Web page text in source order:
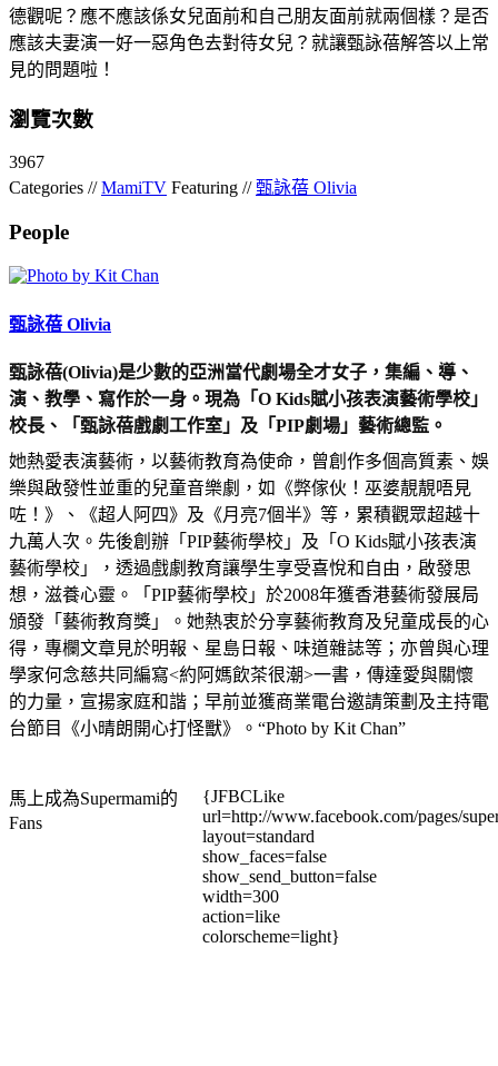
德觀呢？應不應該係女兒面前和自己朋友面前就兩個樣？是否
應該夫妻演一好一惡角色去對待女兒？就讓甄詠蓓解答以上常
見的問題啦！
瀏覽次數
3967
Categories //MamiTV Featuring // 甄詠蓓 Olivia
People
甄詠蓓 Olivia
甄詠蓓(Olivia)是少數的亞洲當代劇場全才女子，集編、導、
演、教學、寫作於一身。現為「O Kids賦小孩表演藝術學校」
校長、「甄詠蓓戲劇工作室」及「PIP劇場」藝術總監。
她熱愛表演藝術，以藝術教育為使命，曾創作多個高質素、娛
樂與啟發性並重的兒童音樂劇，如《弊傢伙！巫婆靚靚唔見
咗！》、《超人阿四》及《月亮7個半》等，累積觀眾超越十
九萬人次。先後創辦「PIP藝術學校」及「O Kids賦小孩表演
藝術學校」，透過戲劇教育讓學生享受喜悅和自由，啟發思
想，滋養心靈。「PIP藝術學校」於2008年獲香港藝術發展局
頒發「藝術教育獎」。她熱衷於分享藝術教育及兒童成長的心
得，專欄文章見於明報、星島日報、味道雜誌等；亦曾與心理
學家何念慈共同編寫<約阿媽飲茶很潮>一書，傳達愛與關懷
的力量，宣揚家庭和諧；早前並獲商業電台邀請策劃及主持電
台節目《小晴朗開心打怪獸》。“Photo by Kit Chan”
馬上成為Supermami的
Fans
{JFBCLike
url=http://www.facebook.com/pages/
layout=standard
show_faces=false
show_send_button=false
width=300
action=like
colorscheme=light}